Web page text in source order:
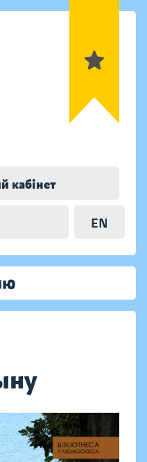
кабінет
EN